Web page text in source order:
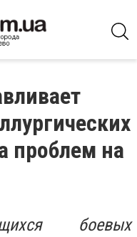
проблем на
боевых